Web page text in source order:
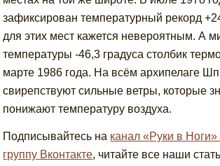
зафиксирован температурный рекорд
для этих мест кажется невероятным. А
температуры -46,3 градуса столбик
марте 1986 года. На всём архипелаге
свирепствуют сильные ветры, которые
понижают температуру воздуха.
Подписывайтесь на канал «Руки в
группу Вконтакте, читайте все наши